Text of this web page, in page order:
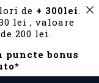
de + 300lei.
lei , valoare
200 lei.
puncte bonus